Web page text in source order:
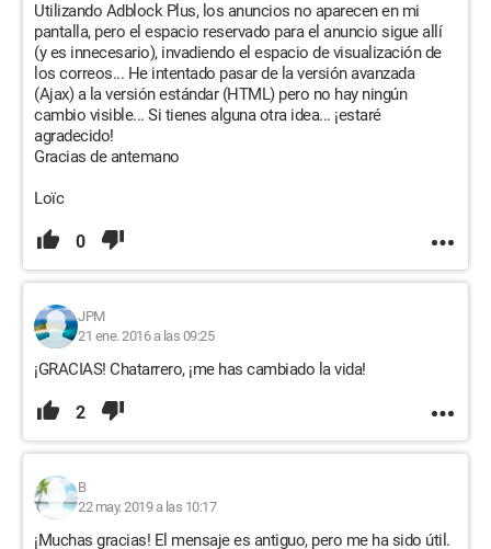
Utilizando Adblock Plus, los anuncios no aparecen en mi
pantalla, pero el espacio reservado para el anuncio sigue allí
(y es innecesario), invadiendo el espacio de visualización de
los correos... He intentado pasar de la versión avanzada
(Ajax) a la versión estándar (HTML) pero no hay ningún
cambio visible... Si tienes alguna otra idea... ¡estaré
agradecido!
Gracias de antemano
Loïc
0
JPM
21 ene. 2016 a las 09:25
¡GRACIAS! Chatarrero, ¡me has cambiado la vida!
2
B
22 may. 2019 a las 10:17
¡Muchas gracias! El mensaje es antiguo, pero me ha sido útil.